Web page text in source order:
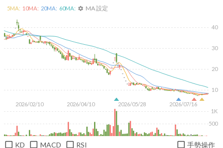
2026/02/10 2026/04/10 2026/05/28 2026/07/16
10
20
30
40
500
1K
5MA: 10MA: 20MA: 60MA: settings MA 設定
KD MACD RSI 手勢操作